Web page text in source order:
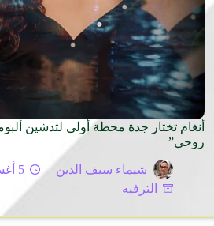
أنغام تختار جدة محطة أولى لتدشين
روحي”
شيماء سيف الدين
5 أغسطس 2026
الترفيه